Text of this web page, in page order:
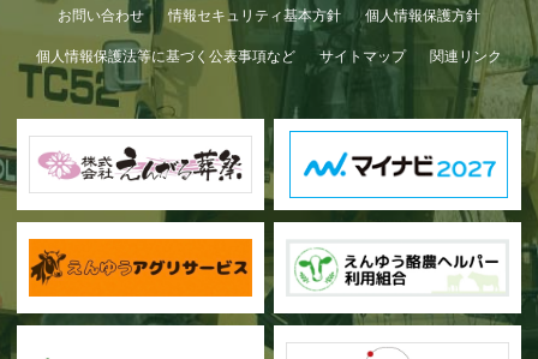
お問い合わせ 情報セキュリティ基本方針 個人情報保護方針
個人情報保護法等に基づく公表事項など サイトマップ 関連リンク